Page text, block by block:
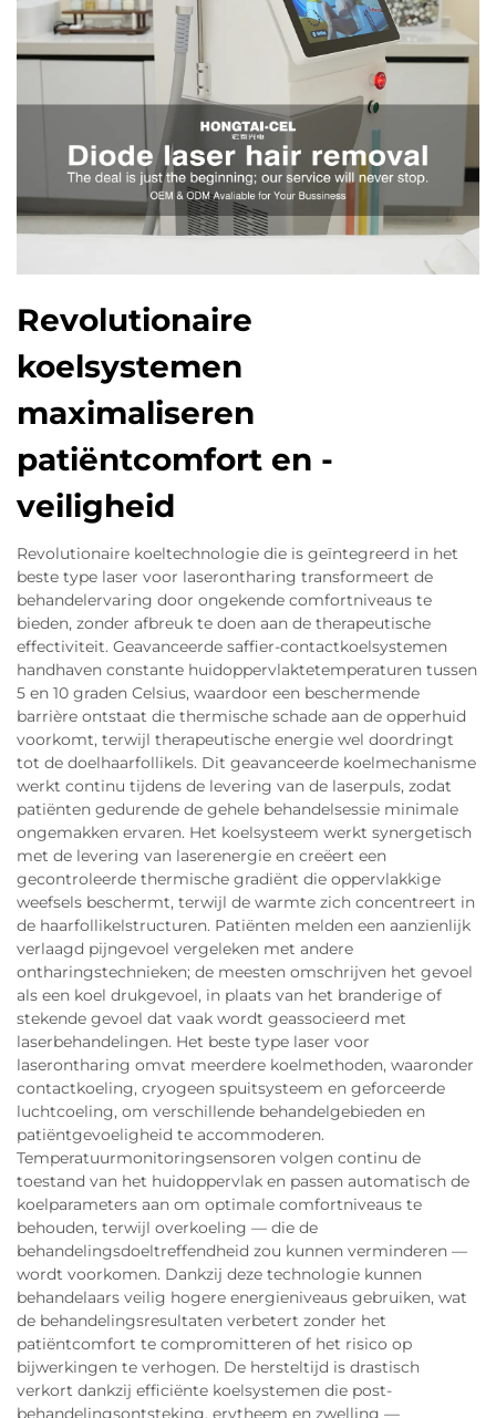
Revolutionaire
koelsystemen
maximaliseren
patiëntcomfort en -
veiligheid
Revolutionaire koeltechnologie die is geïntegreerd in het
beste type laser voor laserontharing transformeert de
behandelervaring door ongekende comfortniveaus te
bieden, zonder afbreuk te doen aan de therapeutische
effectiviteit. Geavanceerde saffier-contactkoelsystemen
handhaven constante huidoppervlaktetemperaturen tussen
5 en 10 graden Celsius, waardoor een beschermende
barrière ontstaat die thermische schade aan de opperhuid
voorkomt, terwijl therapeutische energie wel doordringt
tot de doelhaarfollikels. Dit geavanceerde koelmechanisme
werkt continu tijdens de levering van de laserpuls, zodat
patiënten gedurende de gehele behandelsessie minimale
ongemakken ervaren. Het koelsysteem werkt synergetisch
met de levering van laserenergie en creëert een
gecontroleerde thermische gradiënt die oppervlakkige
weefsels beschermt, terwijl de warmte zich concentreert in
de haarfollikelstructuren. Patiënten melden een aanzienlijk
verlaagd pijngevoel vergeleken met andere
ontharingstechnieken; de meesten omschrijven het gevoel
als een koel drukgevoel, in plaats van het branderige of
stekende gevoel dat vaak wordt geassocieerd met
laserbehandelingen. Het beste type laser voor
laserontharing omvat meerdere koelmethoden, waaronder
contactkoeling, cryogeen spuitsysteem en geforceerde
luchtcoeling, om verschillende behandelgebieden en
patiëntgevoeligheid te accommoderen.
Temperatuurmonitoringsensoren volgen continu de
toestand van het huidoppervlak en passen automatisch de
koelparameters aan om optimale comfortniveaus te
behouden, terwijl overkoeling — die de
behandelingsdoeltreffendheid zou kunnen verminderen —
wordt voorkomen. Dankzij deze technologie kunnen
behandelaars veilig hogere energieniveaus gebruiken, wat
de behandelingsresultaten verbetert zonder het
patiëntcomfort te compromitteren of het risico op
bijwerkingen te verhogen. De hersteltijd is drastisch
verkort dankzij efficiënte koelsystemen die post-
behandelingsontsteking, erytheem en zwelling —